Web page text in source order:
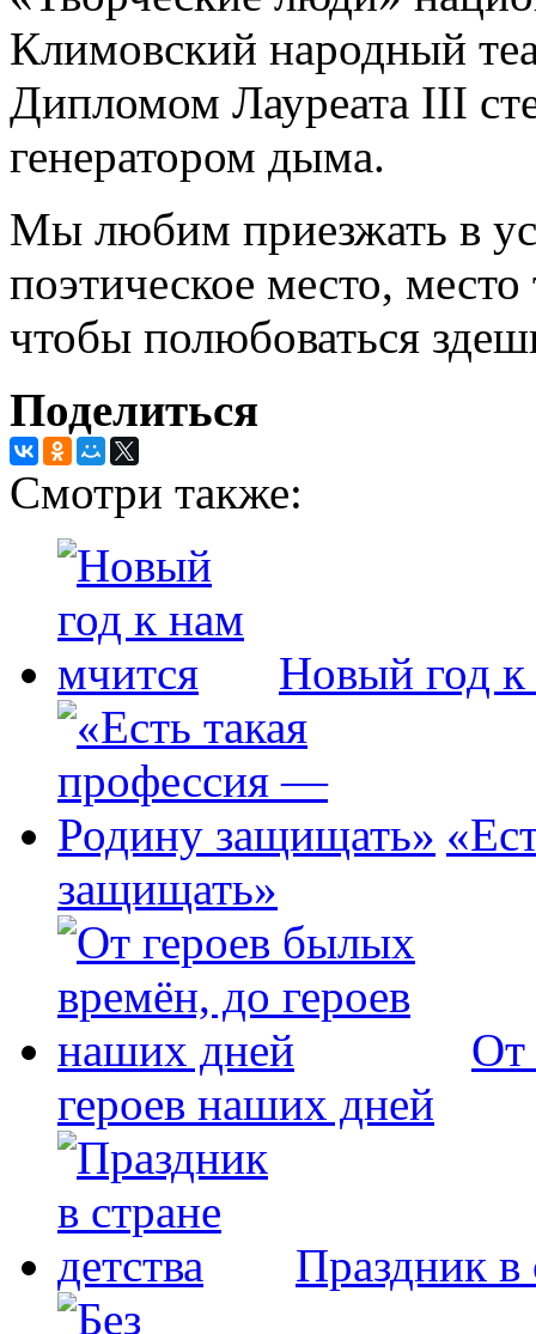
Климовский народный
Дипломом Лауреата III
генератором дыма.
Мы любим приезжать в
поэтическое место,
чтобы полюбоваться
Поделиться
Смотри также:
Новый год
защищать»
От
героев наших дней
Праздник в